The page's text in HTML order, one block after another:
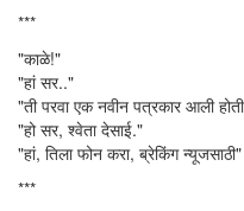
***
"काळे!"
"हां सर.."
"ती परवा एक नवीन पत्रकार आली
"हो सर, श्वेता देसाई."
"हां, तिला फोन करा, ब्रेकिंग न्यूजसाठी"
***